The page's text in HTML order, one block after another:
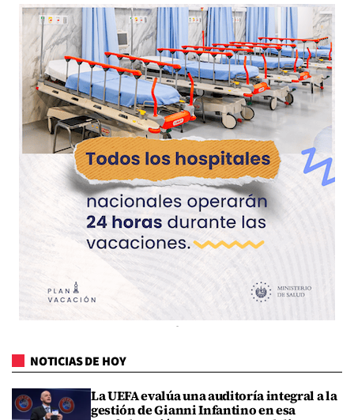
NOTICIAS DE HOY
La UEFA evalúa una auditoría integral a la
gestión de Gianni Infantino en esa